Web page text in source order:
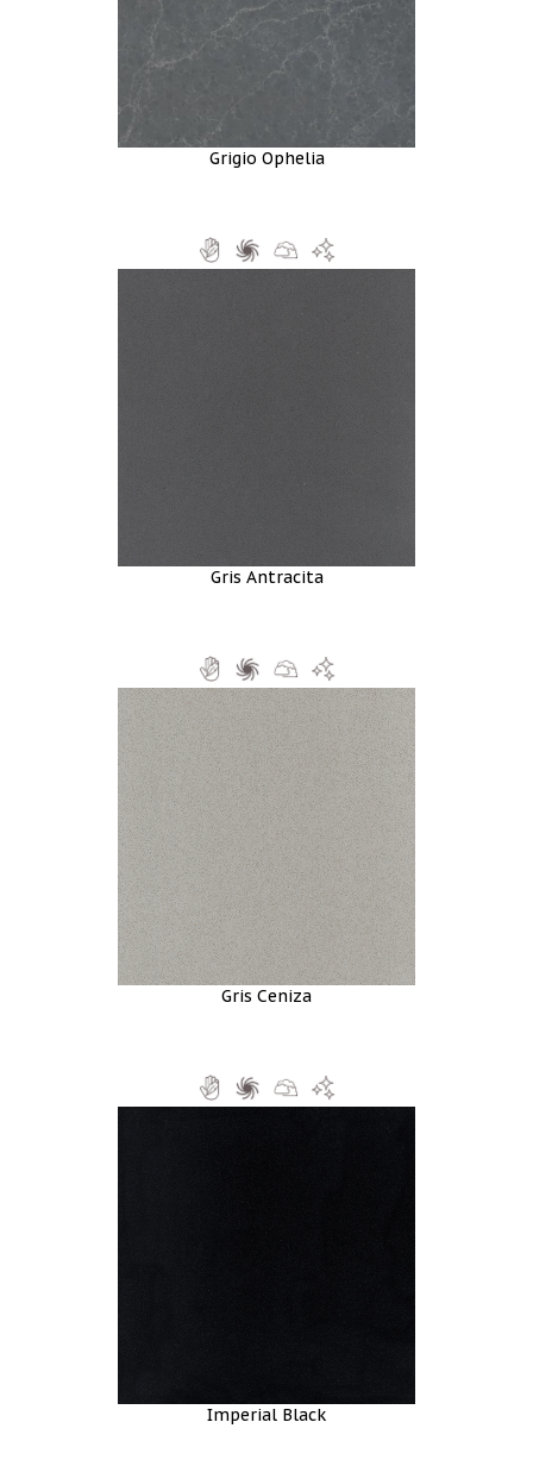
Grigio Ophelia
Gris Antracita
Gris Ceniza
Imperial Black